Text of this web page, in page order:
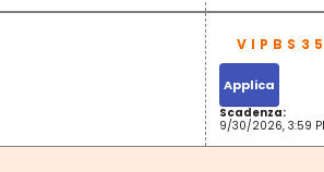
Applica
Scadenza:
9/30/2026, 3:59